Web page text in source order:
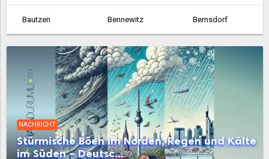
Bautzen Bennewitz Bernsdorf
Bischofswerda Bobritzsch-Hilbersdorf Böhlen
Borna Borsdorf Boxberg
Brand-Erbisdorf Brandis Breitenbrunn
Burgstädt Burkhardtsdorf Callenberg
NACHRICHT
Stürmische Böen im Norden, Regen und Kälte
im Süden – Deutsc...